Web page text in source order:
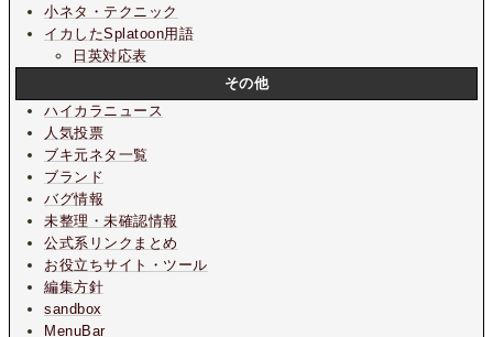
小ネタ・テクニック
イカしたSplatoon用語
日英対応表
その他
ハイカラニュース
人気投票
ブキ元ネタ一覧
ブランド
バグ情報
未整理・未確認情報
公式系リンクまとめ
お役立ちサイト・ツール
編集方針
sandbox
MenuBar